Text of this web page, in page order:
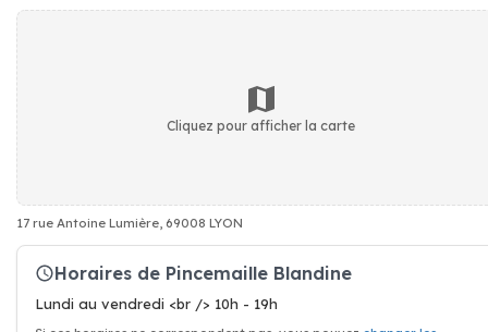
Cliquez pour afficher la carte
17 rue Antoine Lumière, 69008 LYON
Horaires de Pincemaille Blandine
Lundi au vendredi <br /> 10h - 19h